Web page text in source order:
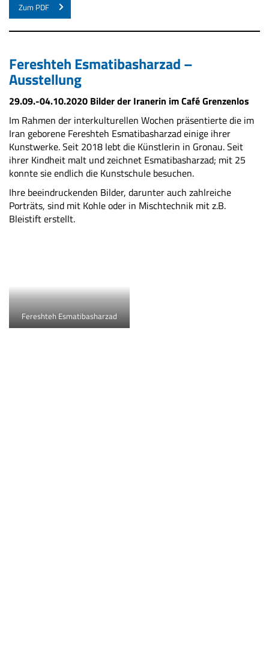
Zum PDF
Fereshteh Esmatibasharzad –
Ausstellung
29.09.-04.10.2020 Bilder der Iranerin im Café Grenzenlos
Im Rahmen der interkulturellen Wochen präsentierte die im
Iran geborene Fereshteh Esmatibasharzad einige ihrer
Kunstwerke. Seit 2018 lebt die Künstlerin in Gronau. Seit
ihrer Kindheit malt und zeichnet Esmatibasharzad; mit 25
konnte sie endlich die Kunstschule besuchen.
Ihre beeindruckenden Bilder, darunter auch zahlreiche
Porträts, sind mit Kohle oder in Mischtechnik mit z.B.
Bleistift erstellt.
Fereshteh Esmatibasharzad